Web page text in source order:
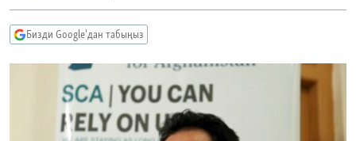
ЭЖЕ-СИҢДИЛЕР
АЗАТТЫК+
Русский
ОНЛАЙН ШЕРИНЕ
Бизди Google'дан табыңыз